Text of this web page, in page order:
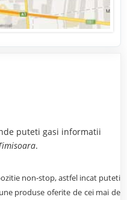
puteti gasi informatii
.
non-stop, astfel incat puteti
produse oferite de cei mai de